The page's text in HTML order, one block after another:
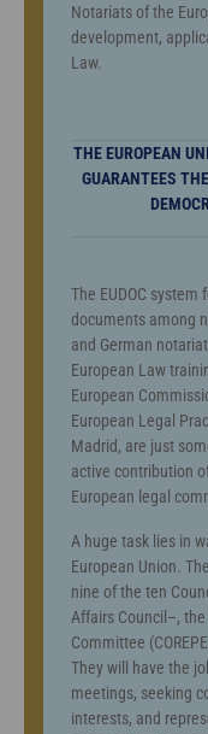
Notariats of the
development,
Law.
THE EUROPEAN
GUARANTEES
The EUDOC
documents among
and German
European Law
European
European Legal
Madrid, are just
active contribution
European legal
A huge task lies in
European Union.
nine of the ten
Affairs Council–,
Committee
They will have the
meetings, seeking
interests, and